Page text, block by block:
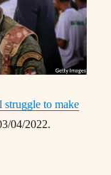
struggle to make
04/2022.